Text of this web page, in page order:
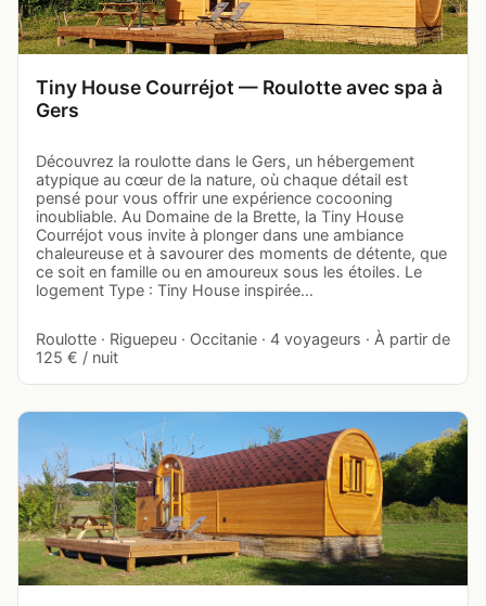
Tiny House Courréjot — Roulotte avec spa à
Gers
Découvrez la roulotte dans le Gers, un hébergement
atypique au cœur de la nature, où chaque détail est
pensé pour vous offrir une expérience cocooning
inoubliable. Au Domaine de la Brette, la Tiny House
Courréjot vous invite à plonger dans une ambiance
chaleureuse et à savourer des moments de détente, que
ce soit en famille ou en amoureux sous les étoiles. Le
logement Type : Tiny House inspirée…
Roulotte · Riguepeu · Occitanie · 4 voyageurs · À partir de
125 € / nuit